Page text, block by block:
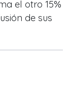
el otro 15%
de sus